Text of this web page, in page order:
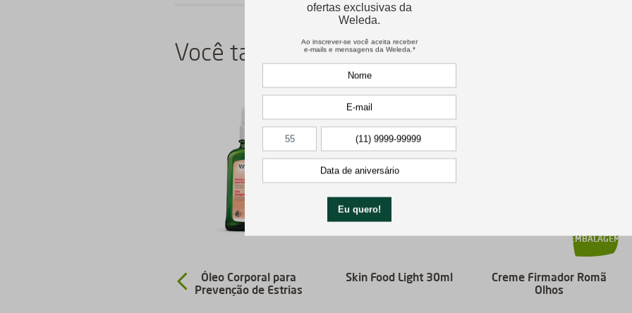
Você também pode gostar
Óleo Corporal para
Prevenção de Estrias
Skin Food Light 30ml
EMBALAGEM
Creme Firmador Romã
Olhos